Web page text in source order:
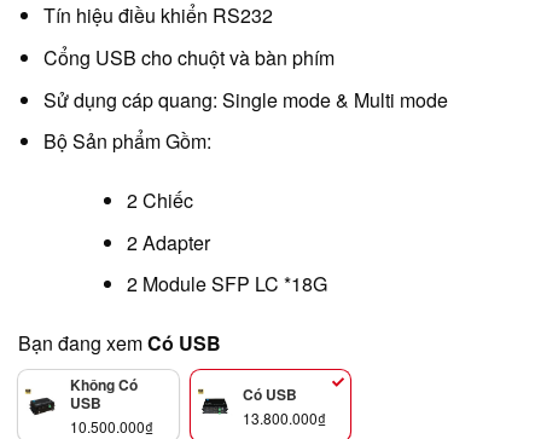
Tín hiệu điều khiển RS232
Cổng USB cho chuột và bàn phím
Sử dụng cáp quang: Single mode & Multi mode
Bộ Sản phẩm Gồm:
2 Chiếc
2 Adapter
2 Module SFP LC *18G
Bạn đang xemCó USB
Không Có
USB
10.500.000₫
Có USB
13.800.000₫